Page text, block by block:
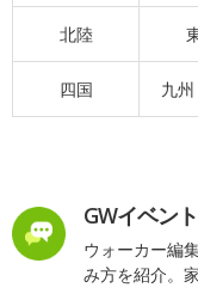
北陸
四国 九
GWイベン
ウォーカー編
み方を紹介。